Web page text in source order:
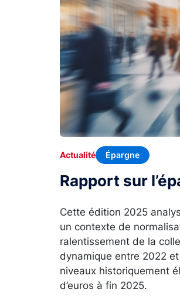
Rapport sur
Actualité Épargne
Cette édition 2025
un contexte de
ralentissement de la
dynamique entre 2022
niveaux historiquement
d’euros à fin 2025.